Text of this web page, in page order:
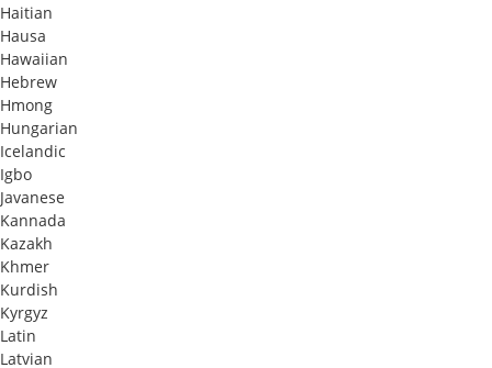
Haitian
Hausa
Hawaiian
Hebrew
Hmong
Hungarian
Icelandic
Igbo
Javanese
Kannada
Kazakh
Khmer
Kurdish
Kyrgyz
Latin
Latvian